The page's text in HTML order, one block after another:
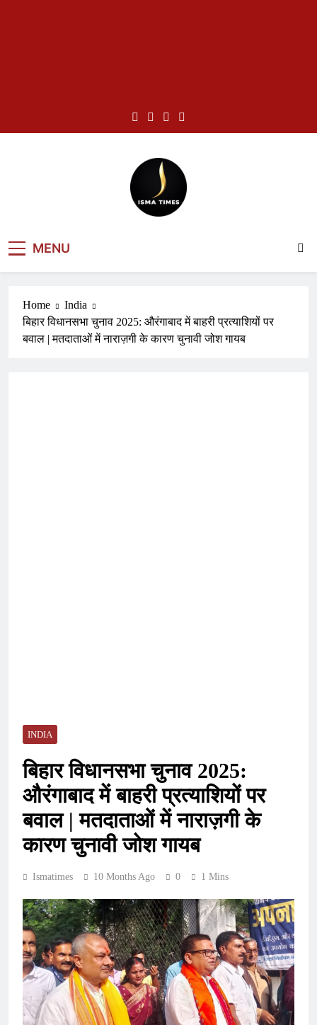
MENU
Home
India
बिहार विधानसभा चुनाव 2025: औरंगाबाद में बाहरी प्रत्याशियों पर
बवाल | मतदाताओं में नाराज़गी के कारण चुनावी जोश गायब
INDIA
बिहार विधानसभा चुनाव 2025:
औरंगाबाद में बाहरी प्रत्याशियों पर
बवाल | मतदाताओं में नाराज़गी के
कारण चुनावी जोश गायब
Ismatimes 10 Months Ago 0 1 Mins